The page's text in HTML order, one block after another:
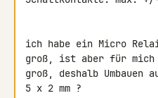
ich habe ein Micro
groß, ist aber für mich
groß, deshalb Umbauen
5 x 2 mm ?